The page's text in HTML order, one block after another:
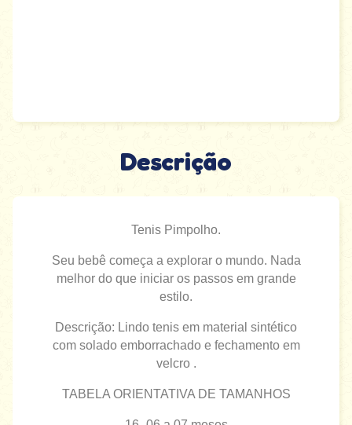
Descrição
Tenis Pimpolho.
Seu bebê começa a explorar o mundo. Nada
melhor do que iniciar os passos em grande
estilo.
Descrição: Lindo tenis em material sintético
com solado emborrachado e fechamento em
velcro .
TABELA ORIENTATIVA DE TAMANHOS